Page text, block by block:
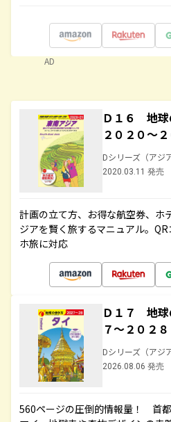
AD
Ｄ１６ 地
２０２０～
Dシリーズ（アジ
2020.03.11 発売
計画の立て方、お得な航空券、ホ
ジアを賢く旅するマニュアル。
ホ旅に対応
Ｄ１７ 地
７～２０２８
Dシリーズ（アジ
2026.08.06 発売
560ページの圧倒的情報量！ 首